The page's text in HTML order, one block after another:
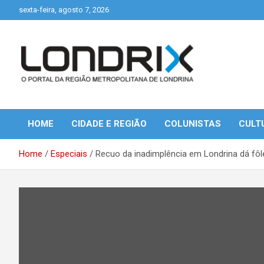
to
sexta-feira, agosto 7, 2026
Londrix
HOME CIDADE E REGIÃO COLUNISTAS
Home Especiais Recuo da inadimplência em Londrina dá